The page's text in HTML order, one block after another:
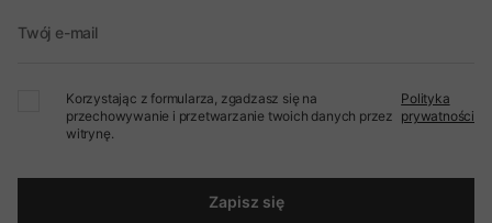
Twój e-mail
Korzystając z formularza, zgadzasz się na
przechowywanie i przetwarzanie twoich danych przez
witrynę.
Polityka
prywatności
Zapisz się